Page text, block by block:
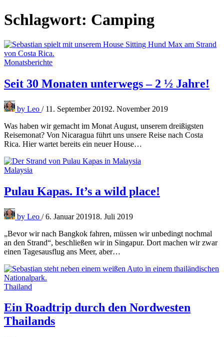
Schlagwort: Camping
Monatsberichte
Seit 30 Monaten unterwegs – 2 ½ Jahre!
by Leo / 11. September 20192. November 2019
Was haben wir gemacht im Monat August, unserem dreißigsten
Reisemonat? Von Nicaragua führt uns unsere Reise nach Costa
Rica. Hier wartet bereits ein neuer House…
Malaysia
Pulau Kapas. It’s a wild place!
by Leo / 6. Januar 201918. Juli 2019
„Bevor wir nach Bangkok fahren, müssen wir unbedingt nochmal
an den Strand“, beschließen wir in Singapur. Dort machen wir zwar
einen Tagesausflug ans Meer, aber…
Thailand
Ein Roadtrip durch den Nordwesten
Thailands